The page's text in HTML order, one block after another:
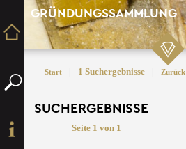
GRÜNDUNGSSAMMLUNG
Start | 1 Suchergebnisse | Zurück
SUCHERGEBNISSE
Seite 1 von 1